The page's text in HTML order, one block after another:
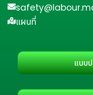
แผนที่
แบบป